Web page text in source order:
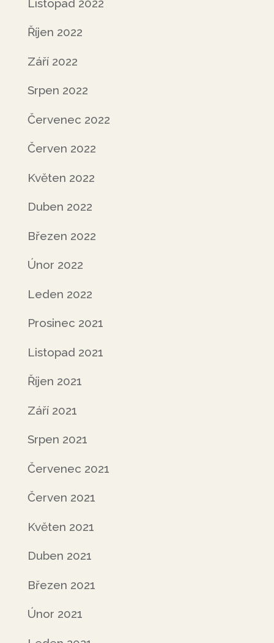
Listopad 2022
Říjen 2022
Září 2022
Srpen 2022
Červenec 2022
Červen 2022
Květen 2022
Duben 2022
Březen 2022
Únor 2022
Leden 2022
Prosinec 2021
Listopad 2021
Říjen 2021
Září 2021
Srpen 2021
Červenec 2021
Červen 2021
Květen 2021
Duben 2021
Březen 2021
Únor 2021